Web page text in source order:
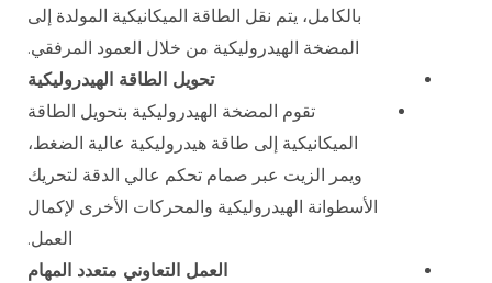
بالكامل، يتم نقل الطاقة الميكانيكية المولدة إلى
المضخة الهيدروليكية من خلال العمود المرفقي.
تحويل الطاقة الهيدروليكية
تقوم المضخة الهيدروليكية بتحويل الطاقة
الميكانيكية إلى طاقة هيدروليكية عالية الضغط،
ويمر الزيت عبر صمام تحكم عالي الدقة لتحريك
الأسطوانة الهيدروليكية والمحركات الأخرى لإكمال
العمل.
العمل التعاوني متعدد المهام